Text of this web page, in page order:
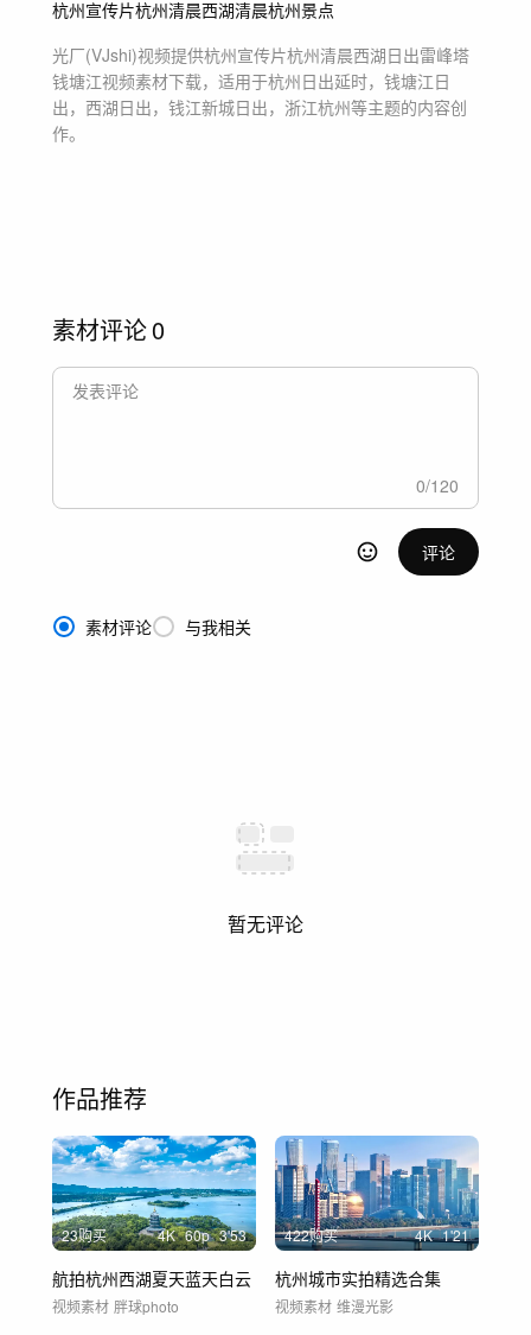
杭州宣传片杭州清晨西湖清晨杭州景点
光厂(VJshi)视频提供杭州宣传片杭州清晨西湖日出雷峰塔
钱塘江视频素材下载，适用于杭州日出延时，钱塘江日
出，西湖日出，钱江新城日出，浙江杭州等主题的内容创
作。
素材评论0
0/120
评论
素材评论 与我相关
暂无评论
作品推荐
23购买 4K 60p 3'53
航拍杭州西湖夏天蓝天白云
视频素材 胖球photo
422购买 4K 1'21
杭州城市实拍精选合集
视频素材 维漫光影